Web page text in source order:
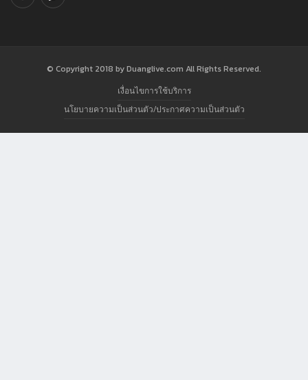
© Copyright 2018 by Duanglive.com All Rights Reserved.
เงื่อนไขการใช้บริการ
นโยบายความเป็นส่วนตัว/ประกาศความเป็นส่วนตัว